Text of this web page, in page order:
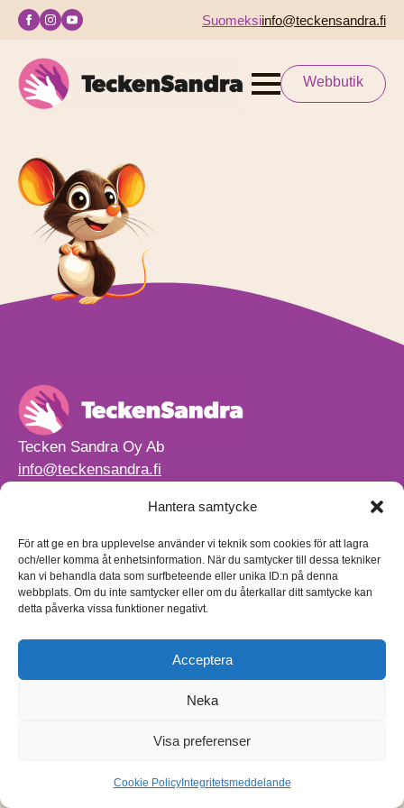
Hantera samtycke
För att ge en bra upplevelse använder vi teknik som cookies för att lagra
och/eller komma åt enhetsinformation. När du samtycker till dessa tekniker
kan vi behandla data som surfbeteende eller unika ID:n på denna
webbplats. Om du inte samtycker eller om du återkallar ditt samtycke kan
detta påverka vissa funktioner negativt.
Acceptera
Neka
Visa preferenser
Cookie PolicyIntegritetsmeddelande
Suomeksiinfo@teckensandra.fi
Webbutik
Tecken Sandra Oy Ab
info@teckensandra.fi
Vårt verksamhetsutrymme HÖRNAN ligger i Sibbo.
Torpvägen 9 B 13,
01150 Söderkulla
Beställnings- och leveransvillkor
Sekretesspolicy